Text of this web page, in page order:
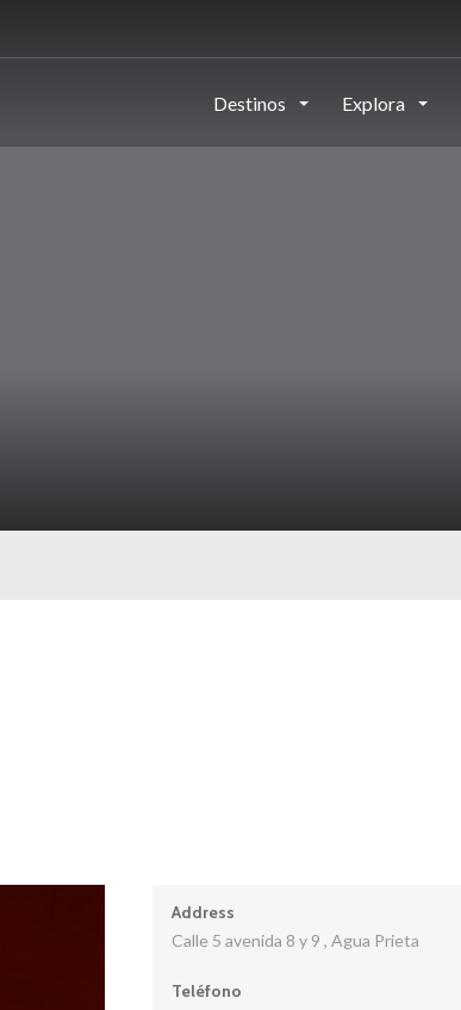
Destinos Explora
Address
Calle 5 avenida 8 y 9 , Agua Prieta
Teléfono